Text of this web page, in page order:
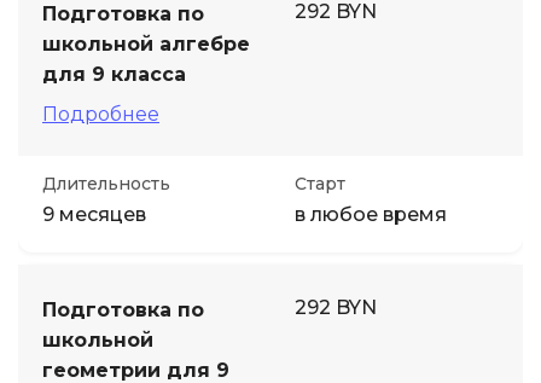
Подготовка по
школьной алгебре
для 9 класса
Подробнее
292 BYN
Длительность
9 месяцев
Старт
в любое время
Подготовка по
школьной
геометрии для 9
292 BYN